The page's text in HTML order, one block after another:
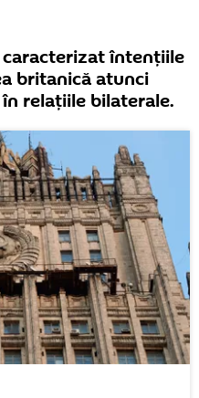
întențiile
britanică atunci
relațiile bilaterale.